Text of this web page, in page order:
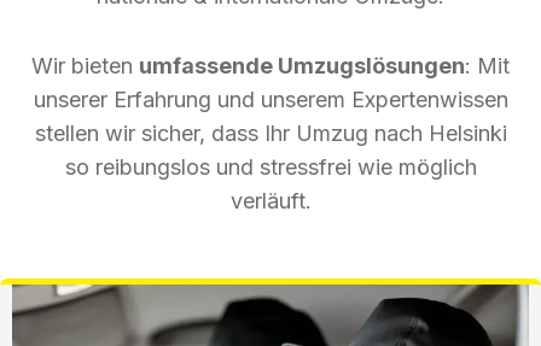
Wir bieten umfassende Umzugslösungen: Mit
unserer Erfahrung und unserem Expertenwissen
stellen wir sicher, dass Ihr Umzug nach Helsinki
so reibungslos und stressfrei wie möglich
verläuft.